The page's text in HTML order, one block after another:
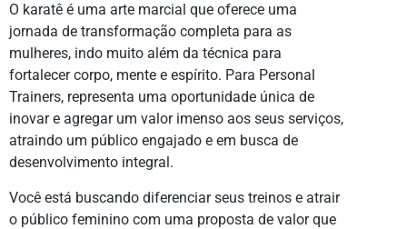
O karatê é uma arte marcial que oferece uma
jornada de transformação completa para as
mulheres, indo muito além da técnica para
fortalecer corpo, mente e espírito. Para Personal
Trainers, representa uma oportunidade única de
inovar e agregar um valor imenso aos seus serviços,
atraindo um público engajado e em busca de
desenvolvimento integral.
Você está buscando diferenciar seus treinos e atrair
o público feminino com uma proposta de valor que